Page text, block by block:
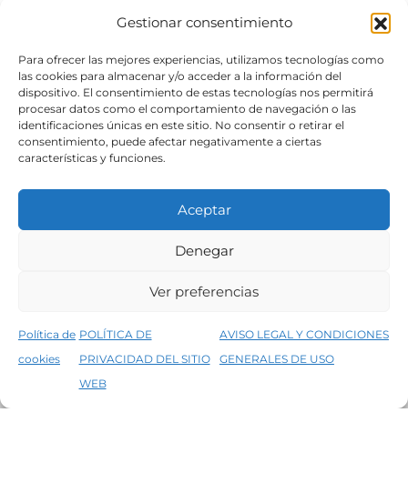
Gestionar consentimiento
Para ofrecer las mejores experiencias, utilizamos tecnologías como
las cookies para almacenar y/o acceder a la información del
dispositivo. El consentimiento de estas tecnologías nos permitirá
procesar datos como el comportamiento de navegación o las
identificaciones únicas en este sitio. No consentir o retirar el
consentimiento, puede afectar negativamente a ciertas
características y funciones.
Aceptar
Denegar
Ver preferencias
Política de
cookies
POLÍTICA DE
PRIVACIDAD DEL SITIO
WEB
AVISO LEGAL Y CONDICIONES
GENERALES DE USO
5% de descuento en tu primera compra, utiliza el código PRIMERACOMPRA
SÍGUENOS
Condiciones generales de venta
Política de privacidad del sitio web
©2026 Decopintur- todos los derechos